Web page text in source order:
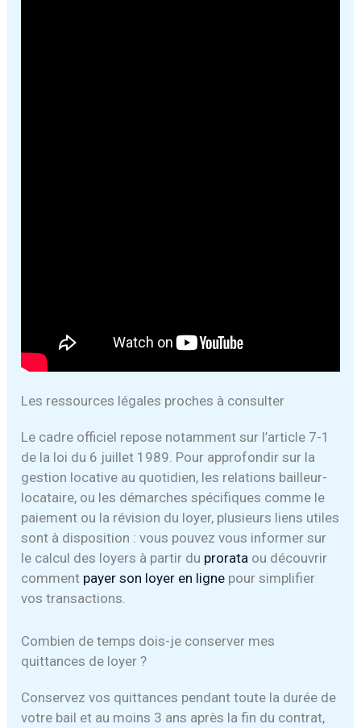
Les ressources légales proches à consulter
Le cadre officiel repose notamment sur l’article 7-1
de la loi du 6 juillet 1989. Pour approfondir sur la
gestion locative au quotidien, les relations bailleur-
locataire, ou les démarches spécifiques comme le
paiement ou la révision du loyer, plusieurs liens utiles
sont à disposition : vous pouvez vous informer sur
le calcul des loyers à partir du prorata ou découvrir
comment payer son loyer en ligne pour simplifier
vos transactions.
Combien de temps dois-je conserver mes
quittances de loyer ?
Conservez vos quittances pendant toute la durée de
votre bail et au moins 3 ans après la fin du contrat,